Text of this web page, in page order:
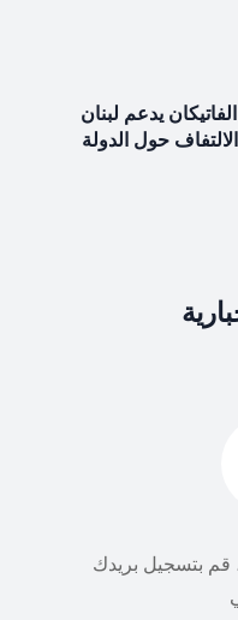
يدعم لبنان
حول الدولة
قم بتسجيل بريدك